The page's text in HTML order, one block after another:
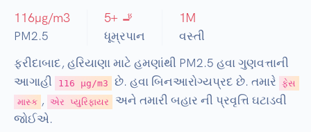
116µg/m3
PM2.5
5+ 🚬
ધૂમ્રપાન
1M
વસ્તી
ફરીદાબાદ, હરિયાણા માટે હમણાંથી PM2.5 હવા ગુણવત્તાની
આગાહી
116 µg/m3 છે. હવા બિનઆરોગ્યપ્રદ છે. તમારે
ફેસ
માસ્ક , એર પ્યુરિફાયર
અને તમારી બહાર ની પ્રવૃત્તિ ઘટાડવી
જોઈએ.